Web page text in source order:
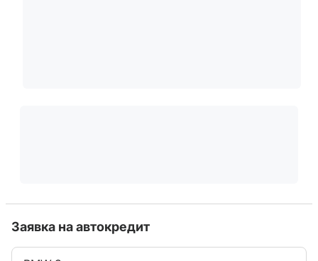
Заявка на автокредит